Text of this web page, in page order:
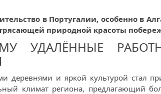
в Португалии, особенно в
природной красоты
УДАЛЁННЫЕ
деревнями и яркой культурой стал
климат региона, предлагающий